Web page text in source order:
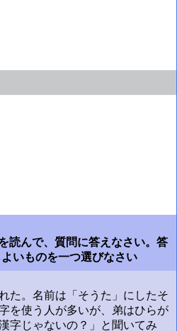
読んで、質問に答えなさい。答
いものを一つ選びなさい
た。名前は「そうた」にしたそ
を使う人が多いが、弟はひらが
字じゃないの？」と聞いてみ